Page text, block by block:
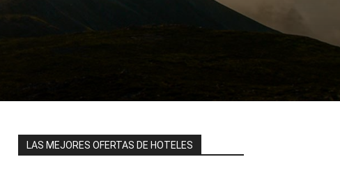
LAS MEJORES OFERTAS DE HOTELES